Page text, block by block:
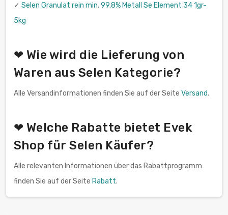
✓ Selen Granulat rein min. 99.8% Metall Se Element 34 1gr-
5kg
❤ Wie wird die Lieferung von
Waren aus Selen Kategorie?
Alle Versandinformationen finden Sie auf der Seite Versand.
❤ Welche Rabatte bietet Evek
Shop für Selen Käufer?
Alle relevanten Informationen über das Rabattprogramm
finden Sie auf der Seite Rabatt.